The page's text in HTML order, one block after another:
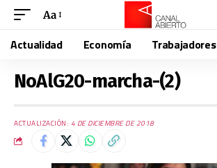
Aa
Actualidad Economía Trabajadores
NoAlG20-marcha-(2)
ACTUALIZACIÓN: 4 DE DICIEMBRE DE 2018